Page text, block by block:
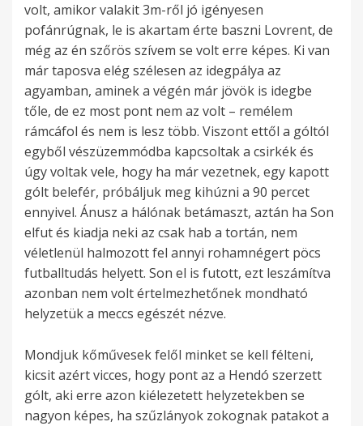
volt, amikor valakit 3m-ről jó igényesen
pofánrúgnak, le is akartam érte baszni Lovrent, de
még az én szőrös szívem se volt erre képes. Ki van
már taposva elég szélesen az idegpálya az
agyamban, aminek a végén már jövök is idegbe
tőle, de ez most pont nem az volt – remélem
rámcáfol és nem is lesz több. Viszont ettől a góltól
egyből vészüzemmódba kapcsoltak a csirkék és
úgy voltak vele, hogy ha már vezetnek, egy kapott
gólt belefér, próbáljuk meg kihúzni a 90 percet
ennyivel. Ánusz a hálónak betámaszt, aztán ha Son
elfut és kiadja neki az csak hab a tortán, nem
véletlenül halmozott fel annyi rohamnégert pöcs
futballtudás helyett. Son el is futott, ezt leszámítva
azonban nem volt értelmezhetőnek mondható
helyzetük a meccs egészét nézve.
Mondjuk kőművesek felől minket se kell félteni,
kicsit azért vicces, hogy pont az a Hendó szerzett
gólt, aki erre azon kiélezetett helyzetekben se
nagyon képes, ha szűzlányok zokognak patakot a